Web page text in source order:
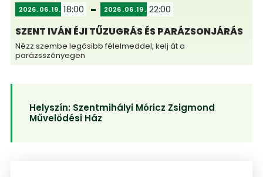
2026 06 19 18:00 2026 06 19 22:00
SZENT IVÁN ÉJI TŰZUGRÁS ÉS PARÁZSONJÁRÁS
Nézz szembe legősibb félelmeddel, kelj át a
parázsszőnyegen
Helyszín: Szentmihályi Móricz Zsigmond
Művelődési Ház